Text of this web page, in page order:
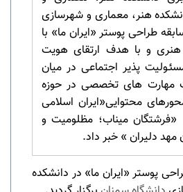
هنر، معماری و شهرسازی
طراحی پوستر «ایران ما» ﺑﺎ
ﻫﻨﺮی و ﺑﺎ ﻫﺪف ارﺗﻘﺎی ﻫﻮیت
پذیر اﺟﺘﻤﺎعی در ﻣﯿﺎن
ﻣﻬﺎرت ﻫﺎی تخصصی در ﺣﻮزه
محتوایی«اﯾﺮان اﺳﻼمی
«ﻓﺮشتگان ﻣﯿﻨﺎب؛ ﻣﻈﻠﻮﻣﯿﺖ و
دلیران » خبر داد.
پوﺳﺘﺮ «اﯾﺮان ﻣﺎ» در دانشکده